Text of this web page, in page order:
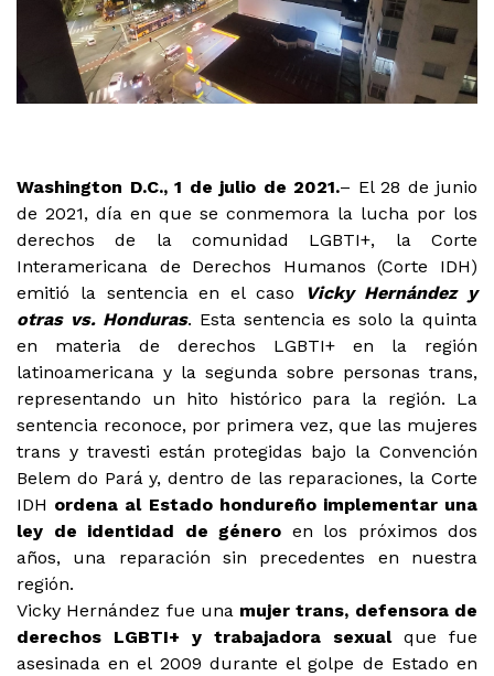
Washington D.C., 1 de julio de 2021.– El 28 de junio
de 2021, día en que se conmemora la lucha por los
derechos de la comunidad LGBTI+, la Corte
Interamericana de Derechos Humanos (Corte IDH)
emitió la sentencia en el caso
Vicky Hernández y
otras vs. Honduras. Esta sentencia es solo la quinta
en materia de derechos LGBTI+ en la región
latinoamericana y la segunda sobre personas trans,
representando un hito histórico para la región. La
sentencia reconoce, por primera vez, que las mujeres
trans y travesti están protegidas bajo la Convención
Belem do Pará y, dentro de las reparaciones, la Corte
IDH ordena al Estado hondureño implementar una
ley de identidad de género en los próximos dos
años, una reparación sin precedentes en nuestra
región.
Vicky Hernández fue una mujer trans, defensora de
derechos LGBTI+ y trabajadora sexualque fue
asesinada en el 2009 durante el golpe de Estado en